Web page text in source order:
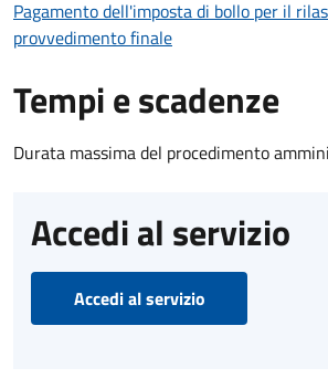
Pagamento dell'imposta di bollo per il
provvedimento finale
Tempi e scadenze
Durata massima del procedimento
Accedi al servizio
Accedi al servizio